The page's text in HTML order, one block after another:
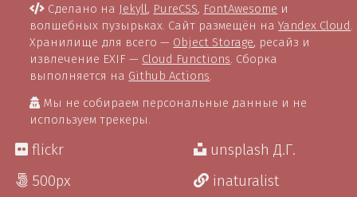
Сделано на Jekyll, PureCSS, FontAwesome и
волшебных пузырьках. Сайт размещён наYandex Cloud
Хранилище для всего — Object Storage, ресайз и
извлечение EXIF — Cloud Functions . Сборка
выполняется на Github Actions
Мы не собираем персональные данные и не
используем трекеры.
flickr
500px
unsplash Д.Г.
inaturalist